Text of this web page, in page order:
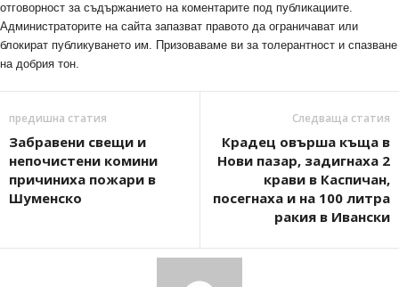
отговорност за съдържанието на коментарите под публикациите.
Администраторите на сайта запазват правото да ограничават или
блокират публикуването им. Призоваваме ви за толерантност и спазване
на добрия тон.
предишна статия
Забравени свещи и
непочистени комини
причиниха пожари в
Шуменско
Следваща статия
Крадец овърша къща в
Нови пазар, задигнаха 2
крави в Каспичан,
посегнаха и на 100 литра
ракия в Ивански